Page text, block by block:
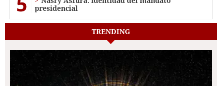
presidencial
TRENDING